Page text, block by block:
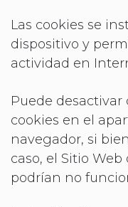
Las cookies se
dispositivo y
actividad en
Puede
cookies en el
navegador, si
caso, el Sitio
podrían no